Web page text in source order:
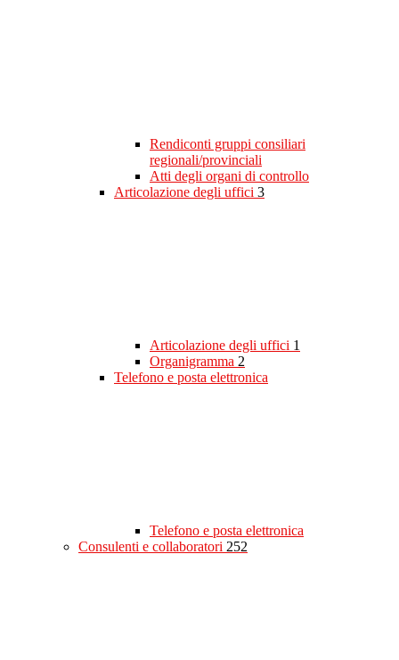
Rendiconti gruppi consiliari
regionali/provinciali
Atti degli organi di controllo
Articolazione degli uffici 3
Articolazione degli uffici 1
Organigramma 2
Telefono e posta elettronica
Telefono e posta elettronica
Consulenti e collaboratori 252